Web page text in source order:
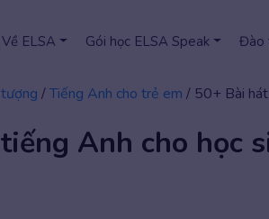
Về ELSA Gói học ELSA Speak Đào
/Tiếng Anh cho trẻ em / 50+ Bài
Anh cho học